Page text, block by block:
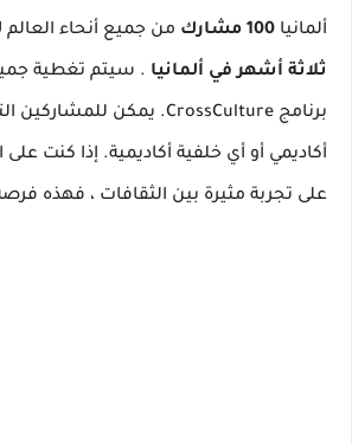
ألمانيا 100 مشارك من جميع أنحاء العالم
ثلاثة أشهر في ألمانيا . سيتم تغطية
برنامج CrossCulture. يمكن للمشاركين
أكاديمي أو أي خلفية أكاديمية. إذا كنت
على تجربة مثيرة بين الثقافات ، فهذه